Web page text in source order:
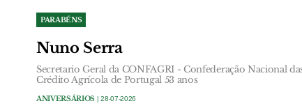
PARABÉNS
Nuno Serra
Secretario Geral da CONFAGRI - Confederação Nacional
Crédito Agrícola de Portugal 53 anos
ANIVERSÁRIOS | 28-07-2026